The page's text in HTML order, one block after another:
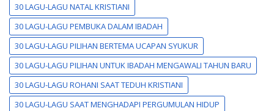
30 LAGU-LAGU NATAL KRISTIANI
30 LAGU-LAGU PEMBUKA DALAM IBADAH
30 LAGU-LAGU PILIHAN BERTEMA UCAPAN SYUKUR
30 LAGU-LAGU PILIHAN UNTUK IBADAH MENGAWALI TAHUN BARU
30 LAGU-LAGU ROHANI SAAT TEDUH KRISTIANI
30 LAGU-LAGU SAAT MENGHADAPI PERGUMULAN HIDUP